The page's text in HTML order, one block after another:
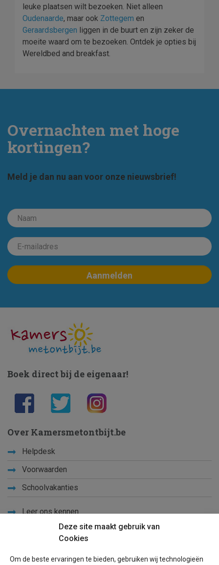
leuke plaatsen wilt bezoeken. Niet alleen
Oudenaarde, maar ook Zottegem en
Geraardsbergen liggen in de buurt en zijn zeker de
moeite waard om te bezoeken. Ontdek je opties bij
Wereldbed and breakfast.
Overnachten met hoge
kortingen?
Meld je dan nu aan voor onze nieuwsbrief!
Deze site maakt gebruik van
Cookies
Om de beste ervaringen te bieden, gebruiken wij technologieën
Boek direct bij de eigenaar!
Over Kamersmetontbijt.be
Helpdesk
Voorwaarden
Schoolvakanties
Leer ons kennen